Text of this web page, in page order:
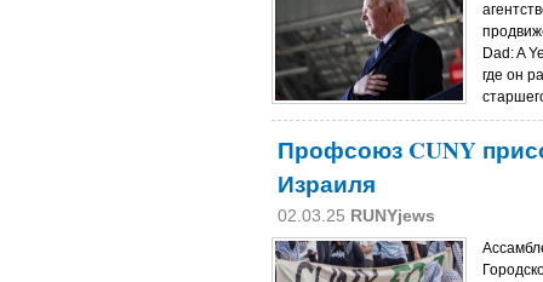
Dad: A
где он
Профсоюз CUNY
Израиля
02.03.25 RUNYjews